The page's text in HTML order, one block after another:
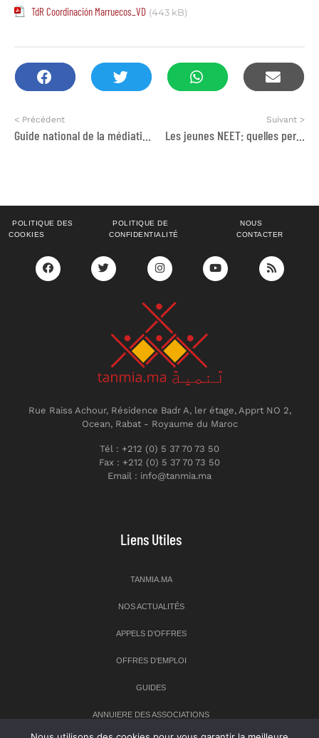
TdR Coordinación Marruecos_VD (443 kB)
< Précédent Suivant >
Les jeunes NEET: quelles perspectives d’inclusion socio-économique?
POLITIQUE DES
COOKIES
POLITIQUE DE
CONFIDENTIALITÉ
NOUS
CONTACTER
Rue Raiss Achour, Résidence Badr A, ler étage, Apprt NO 2,
Ocean, Rabat - Royaume du Maroc
Tél : +212 (0) 5 37 70 73 50
Fax : +212 (0) 5 37 70 73 50
Email : info@tanmia.ma
Liens Utiles
TANMIA.MA
NOS ACTUALITÉS
APPELS D’OFFRES
OFFRES D’EMPLOI
GUIDES
ANNUIERE DES ASSOCIATIONS